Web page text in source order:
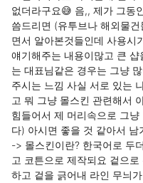
없더라구요😅 음,, 제가 그동
씀드리면 (유투브나 해외물
면서 알아본것들인데 사용시
얘기해주는 내용이많고 큰
는 대표님같은 경우는 그냥
주시는 느낌 사실 서로 있는
고 뭐 그냥 몰스킨 관련해서
힘들어서 제 머리속으로 그
다) 아시면 좋을 것 같아서 남
-> 몰스킨이란? 한국어로 두
고 코튼으로 제작되요 겉으
하고 겉을 긁어내 라인 무늬